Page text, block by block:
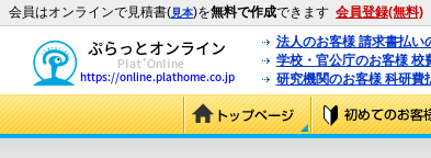
会員はオンラインで見積書(見本)を無料で作成できます 会員登録(無料)
法人のお客様 請求書払い
学校・官公庁のお客様 校
研究機関のお客様 科研費